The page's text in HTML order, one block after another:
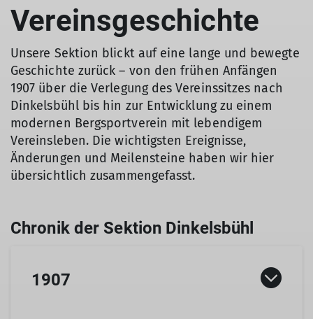
Vereinsgeschichte
Unsere Sektion blickt auf eine lange und bewegte
Geschichte zurück – von den frühen Anfängen
1907 über die Verlegung des Vereinssitzes nach
Dinkelsbühl bis hin zur Entwicklung zu einem
modernen Bergsportverein mit lebendigem
Vereinsleben. Die wichtigsten Ereignisse,
Änderungen und Meilensteine haben wir hier
übersichtlich zusammengefasst.
1907